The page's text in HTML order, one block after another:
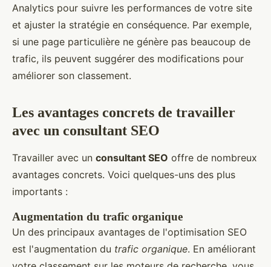
Analytics pour suivre les performances de votre site
et ajuster la stratégie en conséquence. Par exemple,
si une page particulière ne génère pas beaucoup de
trafic, ils peuvent suggérer des modifications pour
améliorer son classement.
Les avantages concrets de travailler
avec un consultant SEO
Travailler avec un consultant SEO offre de nombreux
avantages concrets. Voici quelques-uns des plus
importants :
Augmentation du trafic organique
Un des principaux avantages de l'optimisation SEO
est l'augmentation du trafic organique. En améliorant